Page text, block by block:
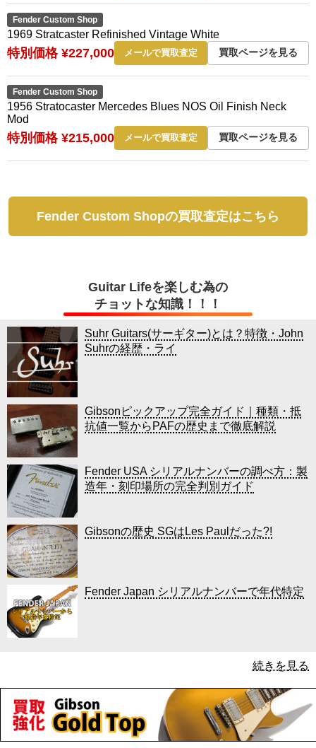
Fender Custom Shop
1969 Stratcaster Refinished Vintage White
特別価格 ¥227,000 メールで買取査定 買取ページを見る
Fender Custom Shop
1956 Stratocaster Mercedes Blues NOS Oil Finish Neck
Mod
特別価格 ¥215,000 メールで買取査定 買取ページを見る
Fender Custom Shopの買取査定はこちら
Guitar Lifeを楽しむ為の
チョットな知識！！！
Suhr Guitars(サーギター)とは？特徴・John
Suhrの経歴・ライ
Gibsonピックアップ完全ガイド｜種類・抵
抗値一覧からPAFの歴史まで徹底解説
Fender USA シリアルナンバーの調べ方：製
造年・刻印場所の完全判別ガイド
Gibsonの歴史 SGはLes Paulだった?!
Fender Japan シリアルナンバーで年代特定
続きを見る